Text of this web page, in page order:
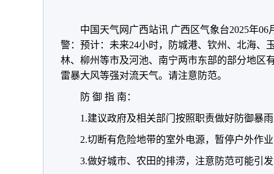
中国天气网广西站讯 广西区气象台2025年06
警：预计：未来24小时，防城港、钦州、北海、
林、柳州等市及河池、南宁两市东部的部分地区
雷暴大风等强对流天气。请注意防范。
防 御 指 南：
1.建议政府及相关部门按照职责做好防御暴
2.切断有危险地带的室外电源，暂停户外作
3.做好城市、农田的排涝，注意防范可能引